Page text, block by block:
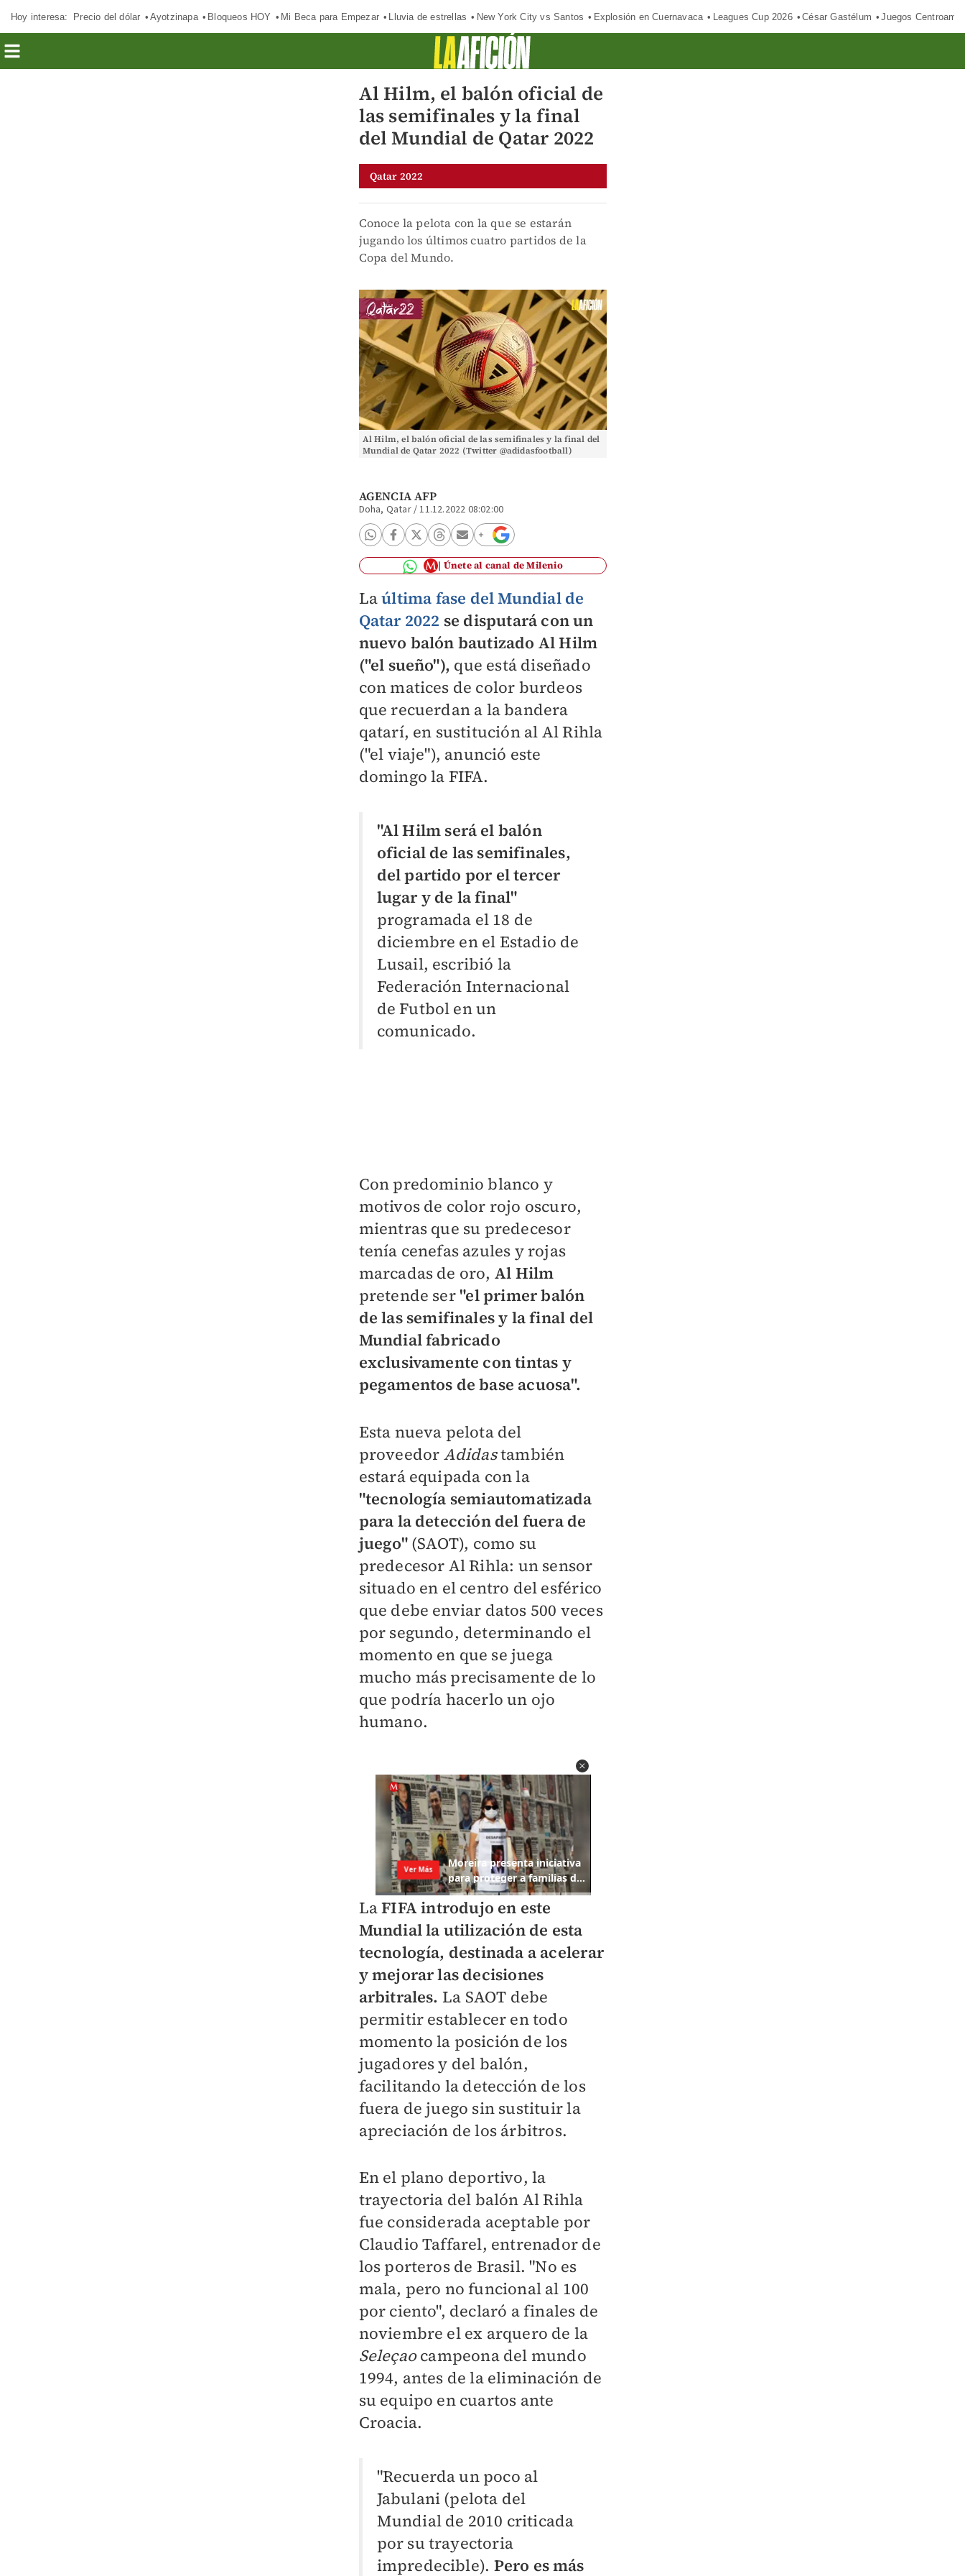
Hoy interesa: Precio del dólar Ayotzinapa Bloqueos HOY Mi Beca para Empezar Lluvia de estrellas New York City vs Santos Explosión en Cuernavaca Leagues Cup 2026 César Gastélum Juegos
Al Hilm, el balón oficial de
las semifinales y la final
del Mundial de Qatar 2022
Qatar 2022
Conoce la pelota con la que se estarán
jugando los últimos cuatro partidos de la
Copa del Mundo.
Al Hilm, el balón oficial de las semifinales y la final del
Mundial de Qatar 2022 (Twitter @adidasfootball)
AGENCIA AFP
Doha, Qatar/11.12.2022 08:02:00
Únete al canal de Milenio
Laúltima fase del Mundial de
Qatar 2022 se disputará con un
nuevo balón bautizado Al Hilm
("el sueño"), que está diseñado
con matices de color burdeos
que recuerdan a la bandera
qatarí, en sustitución al Al Rihla
("el viaje"), anunció este
domingo la FIFA.
"Al Hilm será el balón
oficial de las semifinales,
del partido por el tercer
lugar y de la final"
programada el 18 de
diciembre en el Estadio de
Lusail, escribió la
Federación Internacional
de Futbol en un
comunicado.
Con predominio blanco y
motivos de color rojo oscuro,
mientras que su predecesor
tenía cenefas azules y rojas
marcadas de oro, Al Hilm
pretende ser"el primer balón
de las semifinales y la final del
Mundial fabricado
exclusivamente con tintas y
pegamentos de base acuosa".
Esta nueva pelota del
proveedor Adidastambién
estará equipada con la
"tecnología semiautomatizada
para la detección del fuera de
juego"(SAOT), como su
predecesor Al Rihla: un sensor
situado en el centro del esférico
que debe enviar datos 500 veces
por segundo, determinando el
momento en que se juega
mucho más precisamente de lo
que podría hacerlo un ojo
humano.
LaFIFA introdujo en este
Mundial la utilización de esta
tecnología, destinada a acelerar
y mejorar las decisiones
arbitrales. La SAOT debe
permitir establecer en todo
momento la posición de los
jugadores y del balón,
facilitando la detección de los
fuera de juego sin sustituir la
apreciación de los árbitros.
En el plano deportivo, la
trayectoria del balón Al Rihla
fue considerada aceptable por
Claudio Taffarel, entrenador de
los porteros de Brasil. "No es
mala, pero no funcional al 100
por ciento", declaró a finales de
noviembre el ex arquero de la
Seleçaocampeona del mundo
1994, antes de la eliminación de
su equipo en cuartos ante
Croacia.
"Recuerda un poco al
Jabulani (pelota del
Mundial de 2010 criticada
por su trayectoria
impredecible). Pero es más